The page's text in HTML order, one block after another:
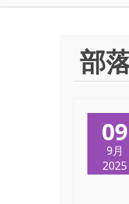
部
09
9月
2025